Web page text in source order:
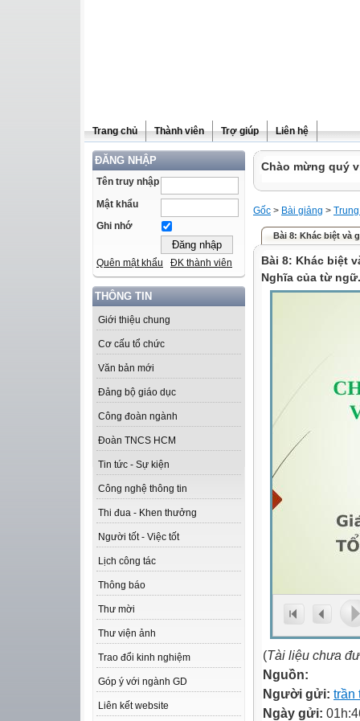
Trang chủ Thành viên Trợ giúp Liên hệ
ĐĂNG NHẬP
Tên truy nhập
Mật khẩu
Ghi nhớ
Quên mật khẩu ĐK thành viên
THÔNG TIN
Giới thiệu chung
Cơ cấu tổ chức
Văn bản mới
Đảng bộ giáo dục
Công đoàn ngành
Đoàn TNCS HCM
Tin tức - Sự kiện
Công nghệ thông tin
Thi đua - Khen thưởng
Người tốt - Việc tốt
Lịch công tác
Thông báo
Thư mời
Thư viện ảnh
Trao đổi kinh nghiệm
Góp ý với ngành GD
Liên kết website
Chào mừng quý
Gốc > Bài giảng >
Bài 8: Khác biệt và
Bài 8: Khác biệt
Nghĩa của từ ngữ.
(Tài liệu chưa
Nguồn:
Người gửi: trần
Ngày gửi: